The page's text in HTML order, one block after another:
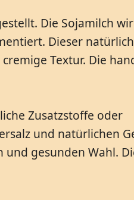
Die Sojamilch
Dieser
Textur. Die
Zusatzstoffe oder
und natürlichen
und gesunden Wahl.